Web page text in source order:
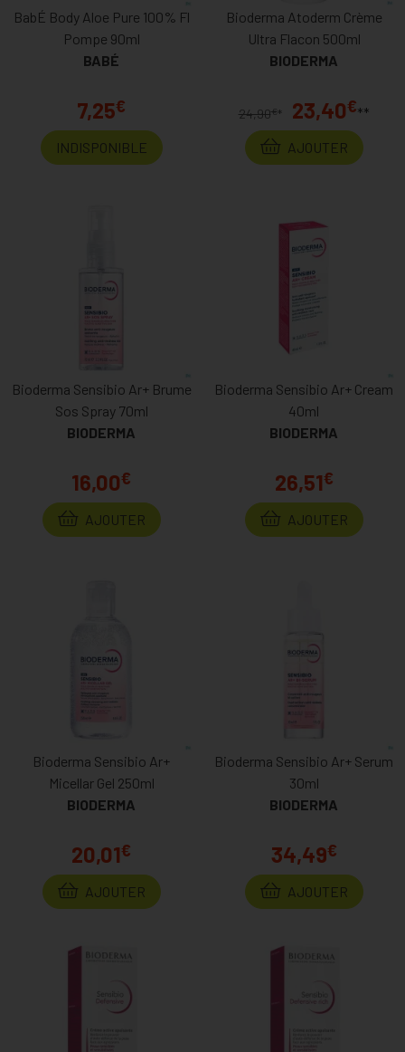
BabÉ Body Aloe Pure 100% Fl
Pompe 90ml
BABÉ
7,25€
INDISPONIBLE
Bioderma Atoderm Crème
Ultra Flacon 500ml
BIODERMA
24,90€ * 23,40€**
AJOUTER
Bioderma Sensibio Ar+ Brume
Sos Spray 70ml
BIODERMA
16,00€
AJOUTER
Bioderma Sensibio Ar+ Cream
40ml
BIODERMA
26,51€
AJOUTER
Bioderma Sensibio Ar+
Micellar Gel 250ml
BIODERMA
20,01€
AJOUTER
Bioderma Sensibio Ar+ Serum
30ml
BIODERMA
34,49€
AJOUTER